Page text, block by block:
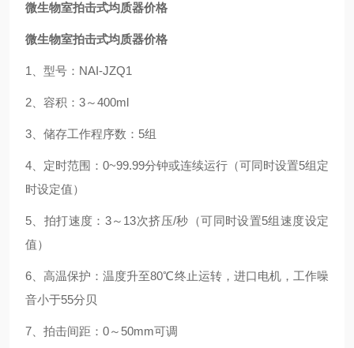
微生物室拍击式均质器价格
微生物室拍击式均质器价格
1、型号：NAI-JZQ1
2、容积：3～400ml
3、储存工作程序数：5组
4、定时范围：0~99.99分钟或连续运行（可同时设置5组定
时设定值）
5、拍打速度：3～13次挤压/秒（可同时设置5组速度设定
值）
6、高温保护：温度升至80℃终止运转， 进口电机，工作噪
音小于55分贝
7、拍击间距：0～50mm可调